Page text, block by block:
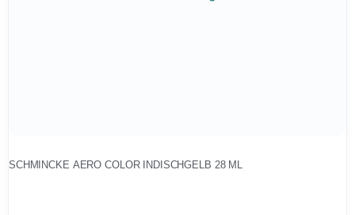
SCHMINCKE AERO COLOR INDISCHGELB 28 ML